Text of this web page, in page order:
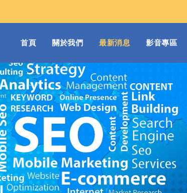
首頁(current)
關於我們 最新消息 影音專區